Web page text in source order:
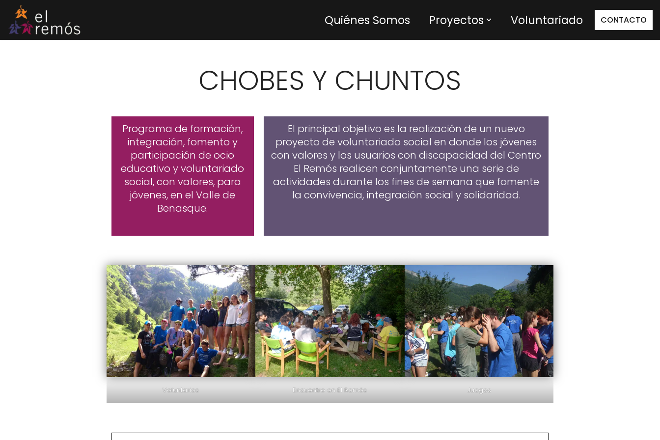
Saltar
al
Quiénes Somos Proyectos Voluntariado CONTACTO
CHOBES Y CHUNTOS
Programa de formación,
integración, fomento y
participación de ocio
educativo y voluntariado
social, con valores, para
jóvenes, en el Valle de
Benasque.
El principal objetivo es la realización de un nuevo
proyecto de voluntariado social en donde los jóvenes
con valores y los usuarios con discapacidad del Centro
El Remós realicen conjuntamente una serie de
actividades durante los fines de semana que fomente
la convivencia, integración social y solidaridad.
Voluntarios Encuentro en El Remós Juegos